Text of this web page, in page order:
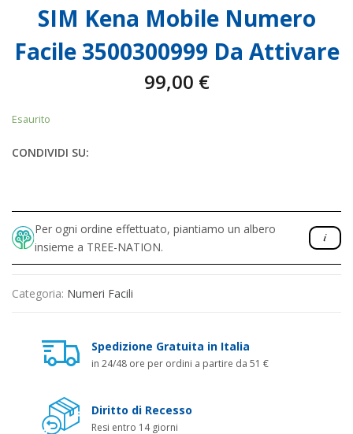
SIM Kena Mobile Numero
Facile 3500300999 Da Attivare
99,00 €
Esaurito
CONDIVIDI SU:
Per ogni ordine effettuato, piantiamo un albero
insieme a TREE-NATION.
Categoria: Numeri Facili
Spedizione Gratuita in Italia
in 24/48 ore per ordini a partire da 51 €
Diritto di Recesso
Resi entro 14 giorni